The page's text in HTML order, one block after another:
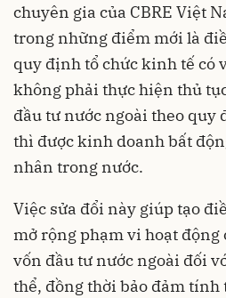
chuyên gia của CBRE Việt
trong những điểm mới là
quy định tổ chức kinh tế có
không phải thực hiện thủ
đầu tư nước ngoài theo quy
thì được kinh doanh bất
nhân trong nước.
Việc sửa đổi này giúp tạo
mở rộng phạm vi hoạt động
vốn đầu tư nước ngoài đối
thể, đồng thời bảo đảm